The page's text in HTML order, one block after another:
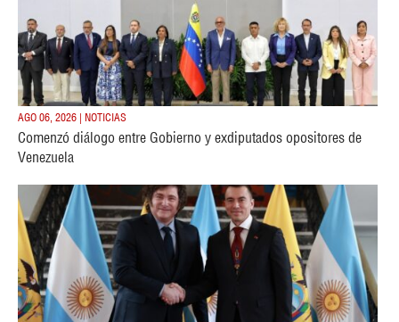
AGO 06, 2026 | NOTICIAS
Comenzó diálogo entre Gobierno y exdiputados opositores de
Venezuela